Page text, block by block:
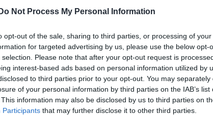
Do Not Process My Personal Information
opt-out of the sale, sharing to third parties, or processing of
for targeted advertising by us, please use the below opt-
Please note that after your opt-out request is
interest-based ads based on personal information utilized by
to third parties prior to your opt-out. You may
of your personal information by third parties on the IAB’s list
information may also be disclosed by us to third parties on
Participants that may further disclose it to other third parties.
finanziaria attuale dell’Ente è migliorata.
di Cascina trovano copertura
correnti, indice di un buon equilibrio
di urbanizzazione sono destinati alla spesa
l’attuale Amministrazione ha risolto il
dall’anticipazione di cassa che perdurava
sugli interessi passivi bancari (circa 20
anche l’indice dei pagamenti delle fatture,
del 2012.